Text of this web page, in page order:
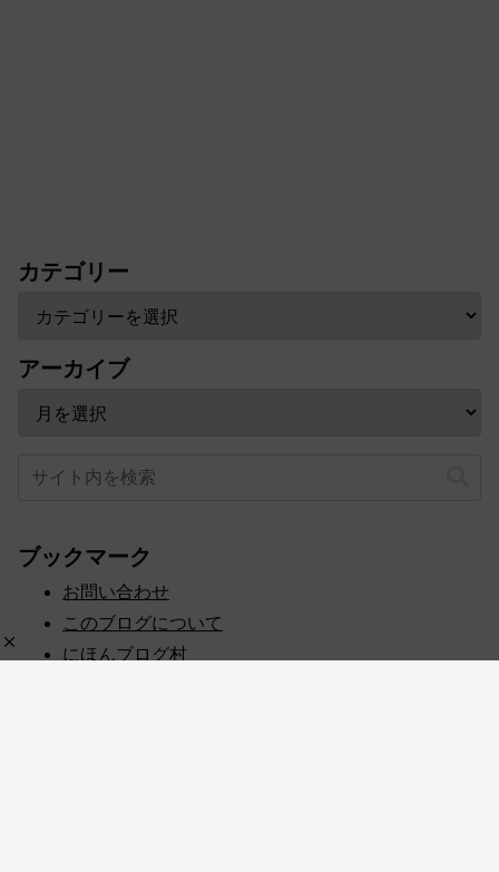
カテゴリー
アーカイブ
ブックマーク
お問い合わせ
このブログについて
にほんブログ村